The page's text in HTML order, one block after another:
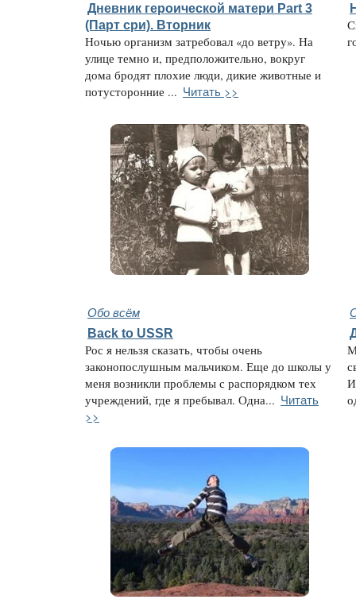
Дневник героической матери Part 3
(Парт сри). Вторник
Ночью организм затребовал «до ветру». На
улице темно и, предположительно, вокруг
дома бродят плохие люди, дикие животные и
потусторонние ... Читать >>
Обо всём
Back to USSR
Рос я нельзя сказать, чтобы очень
законопослушным мальчиком. Еще до школы у
меня возникли проблемы с распорядком тех
учреждений, где я пребывал. Одна... Читать
>>